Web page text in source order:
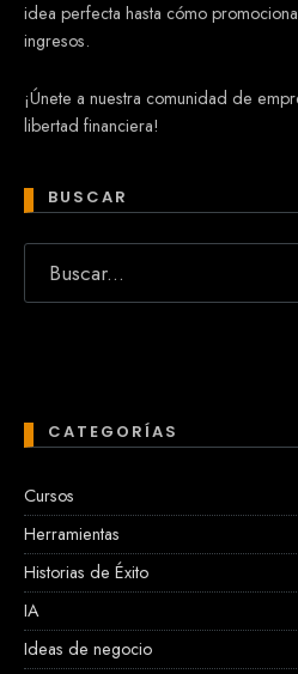
idea perfecta hasta cómo
ingresos.
¡Únete a nuestra comunidad de
libertad financiera!
BUSCAR
CATEGORÍAS
Cursos
Herramientas
Historias de Éxito
IA
Ideas de negocio